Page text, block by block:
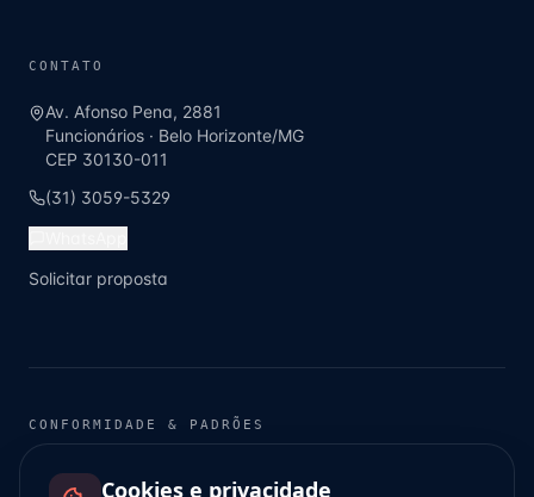
CONTATO
Av. Afonso Pena, 2881
Funcionários · Belo Horizonte/MG
CEP 30130-011
(31) 3059-5329
Solicitar proposta
CONFORMIDADE & PADRÕES
ODS ONU 10 · 16 · 17Cookies e privacidade